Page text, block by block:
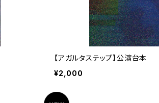
【アガルタステップ】公演台本
¥2,000